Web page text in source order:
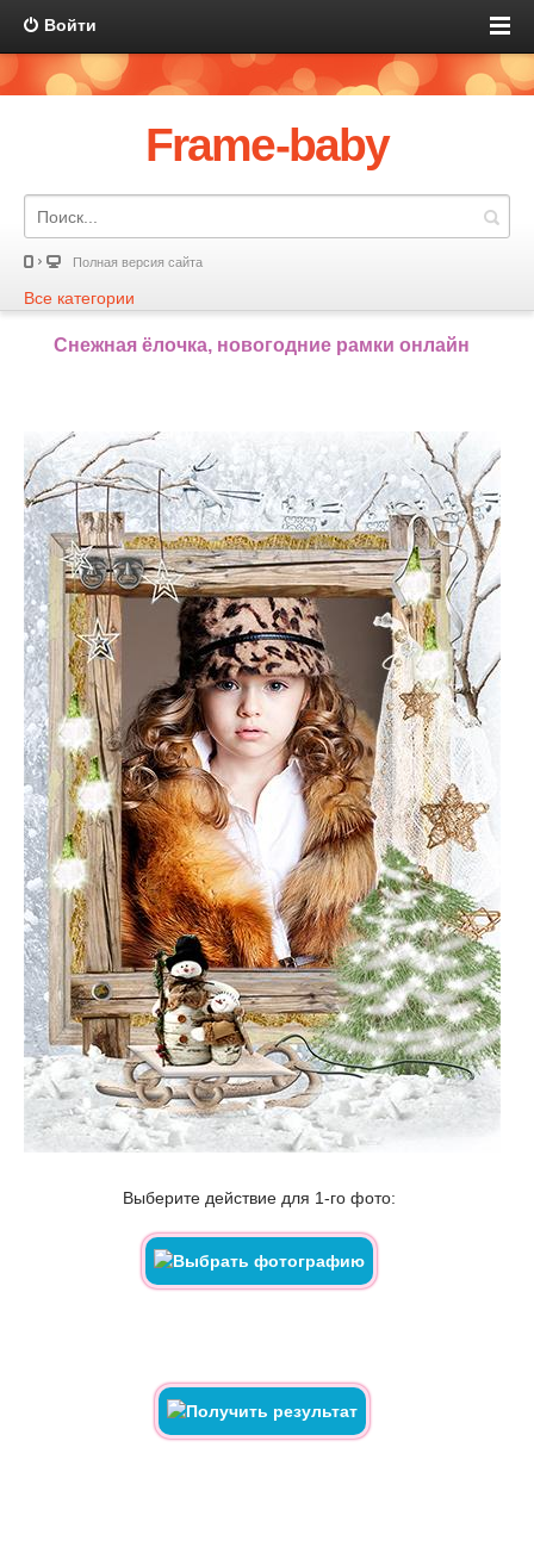
Войти
Frame-baby
Полная версия сайта
Все категории
Снежная ёлочка, новогодние рамки онлайн
Выберите действие для 1-го фото: